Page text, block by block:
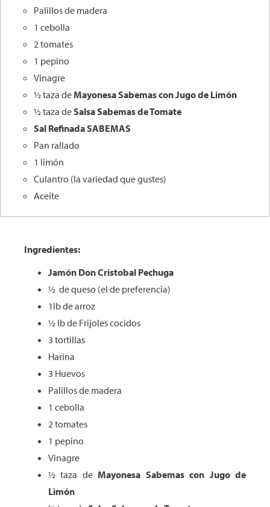
Palillos de madera
1 cebolla
2 tomates
1 pepino
Vinagre
½ taza deMayonesaSabemascon Jugo de Limón
½ taza deSalsaSabemasde Tomate
Sal Refinada SABEMAS
Pan rallado
1 limón
Culantro (la variedad que gustes)
Aceite
Ingredientes:
Jamón DonCristobal Pechuga
½ de queso (el de preferencia)
1lb de arroz
½ lb de Frijoles cocidos
3 tortillas
Harina
3 Huevos
Palillos de madera
1 cebolla
2 tomates
1 pepino
Vinagre
½ taza deMayonesa Sabemascon Jugo de
Limón